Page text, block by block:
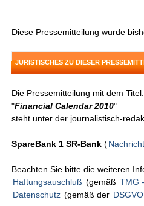
Diese Pressemitteilung wurde
JURISTISCHES ZU DIESER
Die Pressemitteilung mit dem Titel:
"Financial Calendar 2010"
steht unter der journalistisch-
SpareBank 1 SR-Bank(
Beachten Sie bitte die weiteren
Haftungsauschluß (gemäß TMG
Datenschutz (gemäß der DSGVO